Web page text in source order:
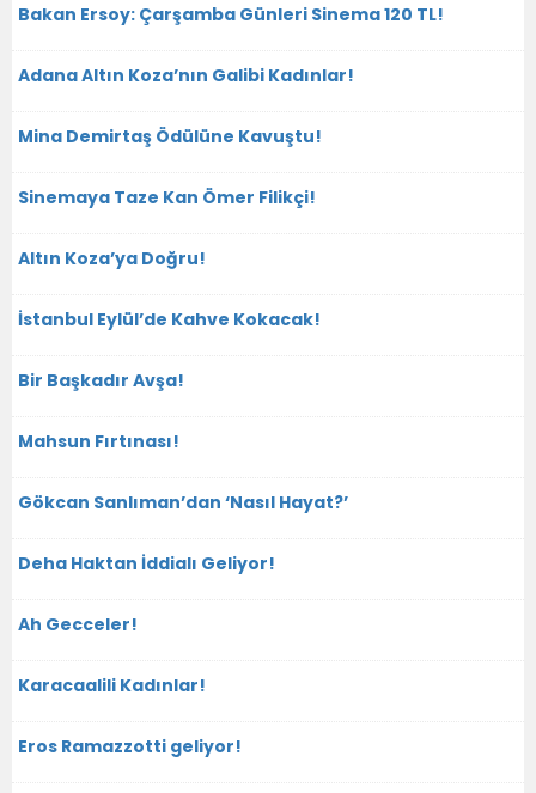
Bakan Ersoy: Çarşamba Günleri Sinema 120 TL!
Adana Altın Koza’nın Galibi Kadınlar!
Mina Demirtaş Ödülüne Kavuştu!
Sinemaya Taze Kan Ömer Filikçi!
Altın Koza’ya Doğru!
İstanbul Eylül’de Kahve Kokacak!
Bir Başkadır Avşa!
Mahsun Fırtınası!
Gökcan Sanlıman’dan ‘Nasıl Hayat?’
Deha Haktan İddialı Geliyor!
Ah Gecceler!
Karacaalili Kadınlar!
Eros Ramazzotti geliyor!